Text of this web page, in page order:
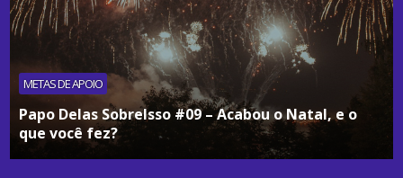
METAS DE APOIO
Papo Delas SobreIsso #09 – Acabou o Natal, e o
que você fez?